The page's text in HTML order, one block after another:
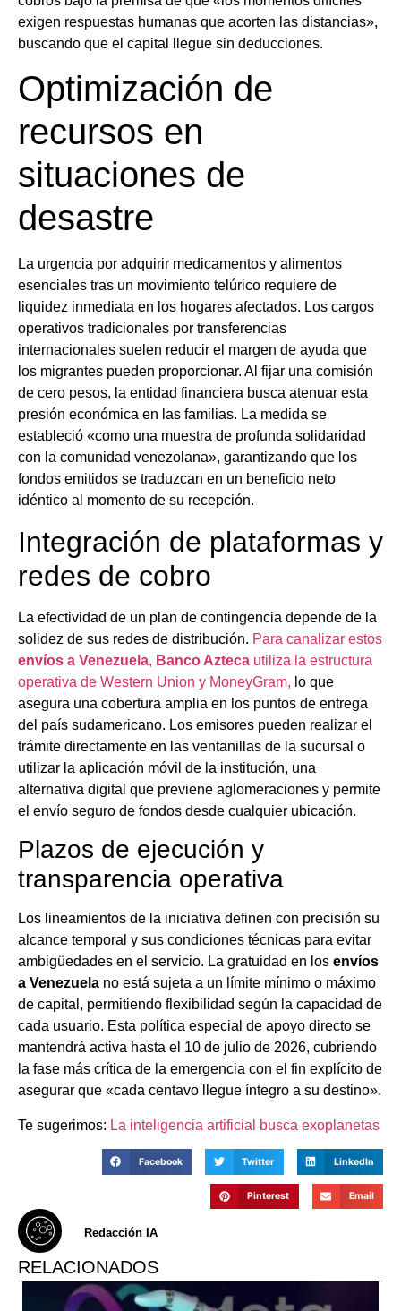
exigen respuestas humanas que acorten las distancias»,
buscando que el capital llegue sin deducciones.
Optimización de
recursos en
situaciones de
desastre
La urgencia por adquirir medicamentos y alimentos
esenciales tras un movimiento telúrico requiere de
liquidez inmediata en los hogares afectados. Los cargos
operativos tradicionales por transferencias
internacionales suelen reducir el margen de ayuda que
los migrantes pueden proporcionar. Al fijar una comisión
de cero pesos, la entidad financiera busca atenuar esta
presión económica en las familias. La medida se
estableció «como una muestra de profunda solidaridad
con la comunidad venezolana», garantizando que los
fondos emitidos se traduzcan en un beneficio neto
idéntico al momento de su recepción.
Integración de plataformas y
redes de cobro
La efectividad de un plan de contingencia depende de la
solidez de sus redes de distribución. Para canalizar estos
envíos a Venezuela, Banco Azteca utiliza la estructura
operativa de Western Union y MoneyGram, lo que
asegura una cobertura amplia en los puntos de entrega
del país sudamericano. Los emisores pueden realizar el
trámite directamente en las ventanillas de la sucursal o
utilizar la aplicación móvil de la institución, una
alternativa digital que previene aglomeraciones y permite
el envío seguro de fondos desde cualquier ubicación.
Plazos de ejecución y
transparencia operativa
Los lineamientos de la iniciativa definen con precisión su
alcance temporal y sus condiciones técnicas para evitar
ambigüedades en el servicio. La gratuidad en los envíos
a Venezuela no está sujeta a un límite mínimo o máximo
de capital, permitiendo flexibilidad según la capacidad de
cada usuario. Esta política especial de apoyo directo se
mantendrá activa hasta el 10 de julio de 2026, cubriendo
la fase más crítica de la emergencia con el fin explícito de
asegurar que «cada centavo llegue íntegro a su destino».
Te sugerimos: La inteligencia artificial busca exoplanetas
Facebook Twitter LinkedIn
Pinterest Email
Redacción IA
RELACIONADOS